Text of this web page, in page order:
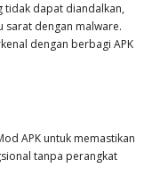
tidak dapat diandalkan,
sarat dengan malware.
dengan berbagi APK
APK untuk memastikan
tanpa perangkat